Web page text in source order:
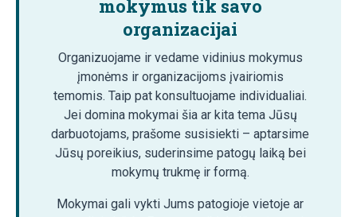
mokymus tik savo
organizacijai
Organizuojame ir vedame vidinius mokymus
įmonėms ir organizacijoms įvairiomis
temomis. Taip pat konsultuojame individualiai.
Jei domina mokymai šia ar kita tema Jūsų
darbuotojams, prašome susisiekti – aptarsime
Jūsų poreikius, suderinsime patogų laiką bei
mokymų trukmę ir formą.
Mokymai gali vykti Jums patogioje vietoje ar